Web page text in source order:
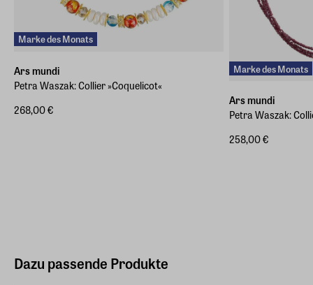
Marke des Monats
Ars mundi
Petra Waszak: Collier »Coquelicot«
268,00 €
Marke des Monats
Ars mundi
Petra Waszak:
258,00 €
Dazu passende Produkte